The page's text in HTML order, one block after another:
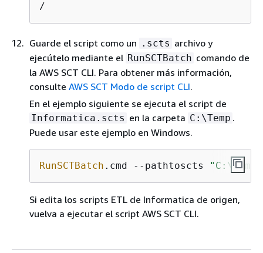
/
Guarde el script como un .scts archivo y
ejecútelo mediante el RunSCTBatch comando de
la AWS SCT CLI. Para obtener más información,
consulte AWS SCT Modo de script CLI.
En el ejemplo siguiente se ejecuta el script de
Informatica.scts en la carpeta C:\Temp .
Puede usar este ejemplo en Windows.
RunSCTBatch .cmd --pathtoscts
Si edita los scripts ETL de Informatica de origen,
vuelva a ejecutar el script AWS SCT CLI.